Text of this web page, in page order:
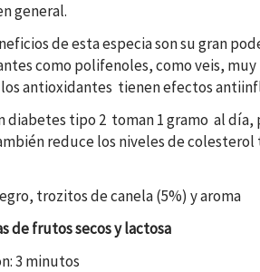
general.
de esta especia son su gran
como polifenoles, como veis,
antioxidantes tienen efectos
diabetes tipo 2 toman 1 gramo al
reduce los niveles de
trozitos de canela (5%) y aroma
de frutos secos y lactosa
3 minutos